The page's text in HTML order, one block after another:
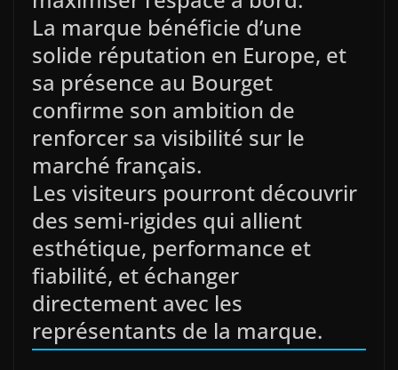
La marque bénéficie d’une
solide réputation en Europe, et
sa présence au Bourget
confirme son ambition de
renforcer sa visibilité sur le
marché français.
Les visiteurs pourront découvrir
des semi‑rigides qui allient
esthétique, performance et
fiabilité, et échanger
directement avec les
représentants de la marque.